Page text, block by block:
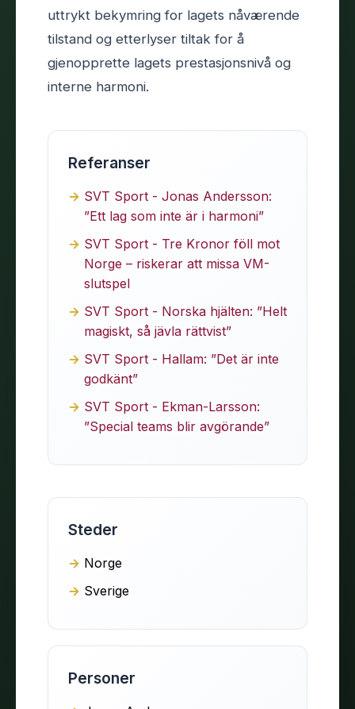
uttrykt bekymring for lagets nåværende
tilstand og etterlyser tiltak for å
gjenopprette lagets prestasjonsnivå og
interne harmoni.
Referanser
SVT Sport - Jonas Andersson:
”Ett lag som inte är i harmoni”
SVT Sport - Tre Kronor föll mot
Norge – riskerar att missa VM-
slutspel
SVT Sport - Norska hjälten: ”Helt
magiskt, så jävla rättvist”
SVT Sport - Hallam: ”Det är inte
godkänt”
SVT Sport - Ekman-Larsson:
”Special teams blir avgörande”
Steder
Norge
Sverige
Personer